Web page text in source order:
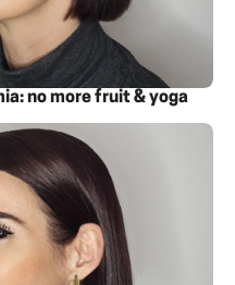
no more fruit & yoga